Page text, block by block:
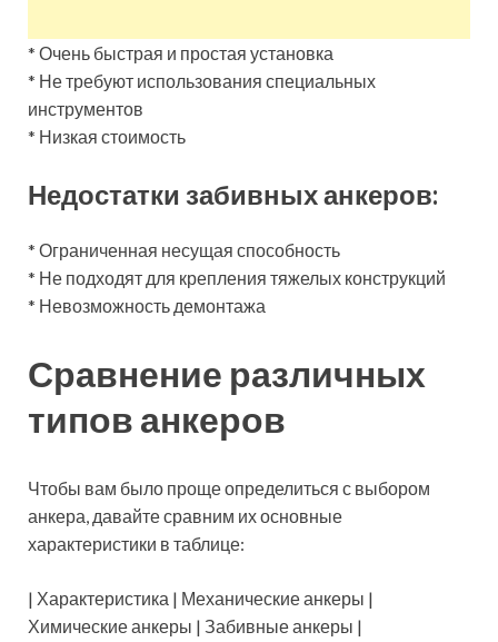
* Очень быстрая и простая установка
* Не требуют использования специальных
инструментов
* Низкая стоимость
Недостатки забивных анкеров:
* Ограниченная несущая способность
* Не подходят для крепления тяжелых конструкций
* Невозможность демонтажа
Сравнение различных
типов анкеров
Чтобы вам было проще определиться с выбором
анкера, давайте сравним их основные
характеристики в таблице:
| Характеристика | Механические анкеры |
Химические анкеры | Забивные анкеры |